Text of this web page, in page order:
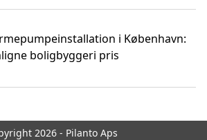
i København:
boligbyggeri pris
2026 - Pilanto Aps